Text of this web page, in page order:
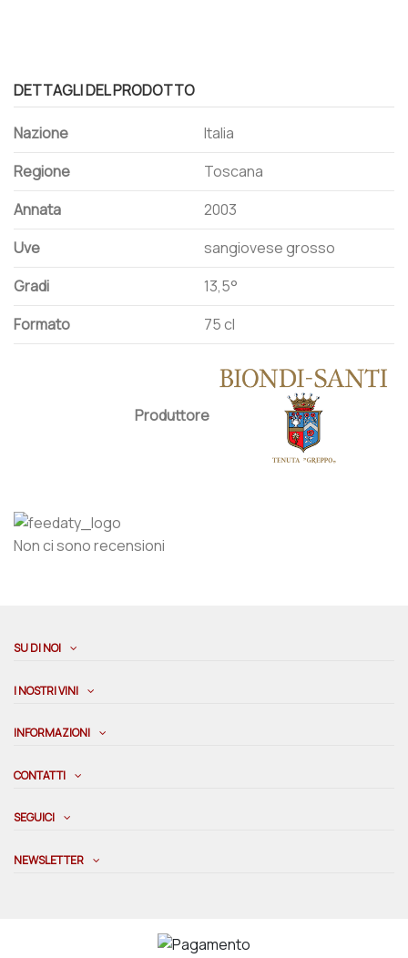
DETTAGLI DEL PRODOTTO
Nazione
Italia
Regione
Toscana
Annata
2003
Uve
sangiovese grosso
Gradi
13,5°
Formato
75 cl
Produttore
Non ci sono recensioni
SU DI NOI
I NOSTRI VINI
INFORMAZIONI
CONTATTI
SEGUICI
NEWSLETTER